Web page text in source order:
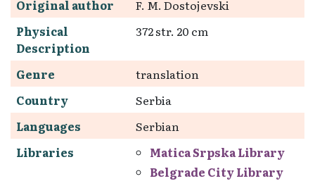
Original author
F. M. Dostojevski
Physical
Description
372 str. 20 cm
Genre
translation
Country
Serbia
Languages
Serbian
Libraries
Matica Srpska Library
Belgrade City Library